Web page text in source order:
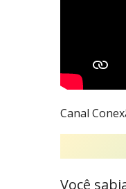
Canal
Você